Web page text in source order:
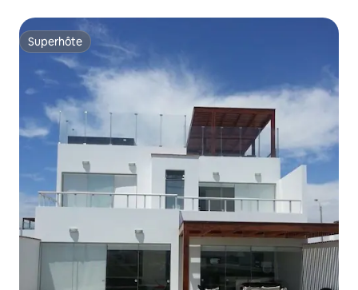
Superhôte
Superhôte